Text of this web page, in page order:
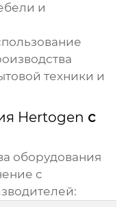
и
техники и
Hertogen с
оборудования
с